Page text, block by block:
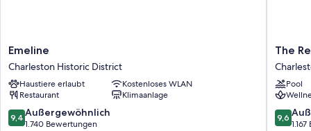
Emeline
Charleston
Historic
District
Emeline
Charleston Historic District
Haustiere erlaubt
Kostenloses WLAN
Restaurant
Klimaanlage
9.4
von
9,4 Außergewöhnlich
1.740 Bewertungen
The
Historic
District
The
Pool
9.6
von
9,6